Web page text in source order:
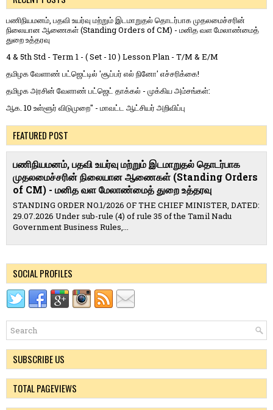
பணிநியமனம், பதவி உயர்வு மற்றும் இடமாறுதல் தொடர்பாக முதலமைச்சரின்
நிலையான ஆணைகள் (Standing Orders of CM) - மனித வள மேலாண்மைத்
துறை உத்தரவு
4 & 5th Std - Term 1 - ( Set - 10 ) Lesson Plan - T/M & E/M
தமிழக வேளாண் பட்ஜெட்டில் 'சூப்பர் எல் நினோ' எச்சரிக்கை!
தமிழக அரசின் வேளாண் பட்ஜெட் தாக்கல் - முக்கிய அம்சங்கள்:
ஆக. 10 உள்ளூர் விடுமுறை" - மாவட்ட ஆட்சியர் அறிவிப்பு
FEATURED POST
பணிநியமனம், பதவி உயர்வு மற்றும் இடமாறுதல் தொடர்பாக
முதலமைச்சரின் நிலையான ஆணைகள் (Standing Orders
of CM) - மனித வள மேலாண்மைத் துறை உத்தரவு
STANDING ORDER NO.1/2026 OF THE CHIEF MINISTER, DATED:
29.07.2026 Under sub-rule (4) of rule 35 of the Tamil Nadu
Government Business Rules,...
SOCIAL PROFILES
SUBSCRIBE US
TOTAL PAGEVIEWS